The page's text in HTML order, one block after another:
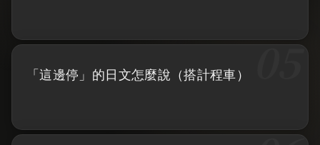
「這邊停」的日文怎麼說（搭計程車）